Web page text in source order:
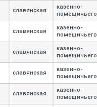
славянская
казенно-
помещичьего
славянская
казенно-
помещичьего
славянская
казенно-
помещичьего
славянская
казенно-
помещичьего
славянская
казенно-
помещичьего